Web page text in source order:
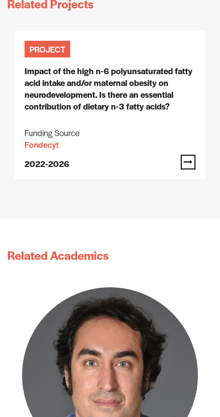
Related Projects
PROJECT
Impact of the high n-6 polyunsaturated fatty
acid intake and/or maternal obesity on
neurodevelopment. Is there an essential
contribution of dietary n-3 fatty acids?
Funding Source
Fondecyt
2022-2026
Related Academics